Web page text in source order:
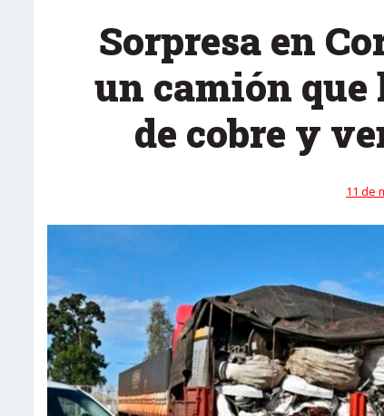
Sorpresa en
un camión que
de cobre y
11 de